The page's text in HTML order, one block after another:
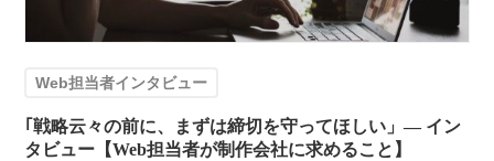
Web担当者インタビュー
｢戦略云々の前に、まずは締切を守ってほしい」— イン
タビュー【Web担当者が制作会社に求めること】